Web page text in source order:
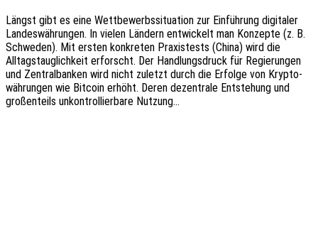
Längst gibt es eine Wett­be­werbs­si­tua­ti­on zur Einfüh­rung digi­ta­ler
Landes­wäh­run­gen. In vielen Ländern entwi­ckelt man Konzep­te (z. B.
Schwe­den). Mit ersten konkre­ten Praxis­tests (China) wird die
Alltags­taug­lich­keit erforscht. Der Hand­lungs­druck für Regie­run­gen
und Zentral­ban­ken wird nicht zuletzt durch die Erfol­ge von Kryp­to­
wäh­run­gen wie Bitco­in erhöht. Deren dezen­tra­le Entste­hung und
großen­teils unkon­trol­lier­ba­re Nutzung…